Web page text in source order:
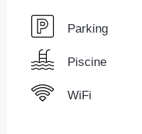
Parking
Piscine
WiFi